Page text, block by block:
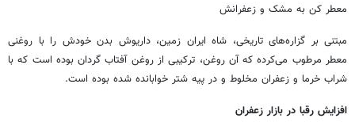
معطر کن به مشک و زعفرانش
مبتنی بر گزاره‌های تاریخی، شاه ایران زمین، داریوش بدن خودش را با روغنی
معطر مرطوب می‌کرده که آن روغن، ترکیبی از روغن آفتاب گردان بوده است که با
شراب خرما و زعفران مخلوط و در پیه شتر خوابانده شده بوده است.
افزایش رقبا در بازار زعفران